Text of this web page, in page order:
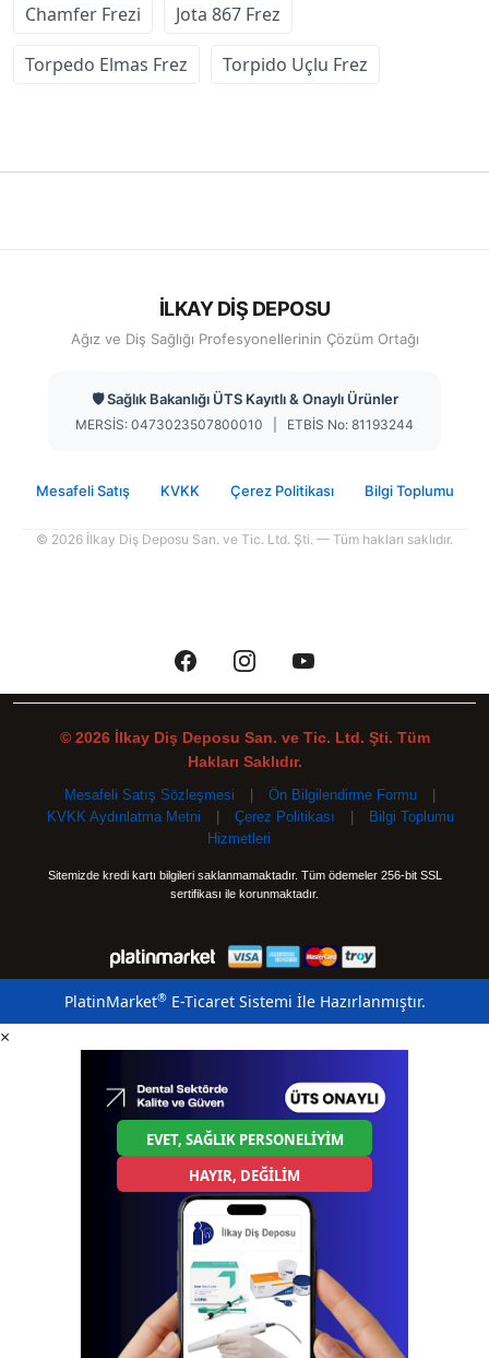
Chamfer Frezi Jota 867 Frez
Torpedo Elmas Frez Torpido Uçlu Frez
İLKAY DİŞ DEPOSU
Ağız ve Diş Sağlığı Profesyonellerinin Çözüm Ortağı
🛡️ Sağlık Bakanlığı ÜTS Kayıtlı & Onaylı Ürünler
MERSİS: 0473023507800010 | ETBİS No: 81193244
Mesafeli Satış KVKK Çerez Politikası Bilgi Toplumu
© 2026 İlkay Diş Deposu San. ve Tic. Ltd. Şti. — Tüm hakları saklıdır.
© 2026 İlkay Diş Deposu San. ve Tic. Ltd. Şti. Tüm
Hakları Saklıdır.
Mesafeli Satış Sözleşmesi Ön Bilgilendirme Formu
KVKK Aydınlatma Metni
Çerez Politikası
Bilgi Toplumu
Hizmetleri
Sitemizde kredi kartı bilgileri saklanmamaktadır. Tüm ödemeler 256-bit SSL
sertifikası ile korunmaktadır.
PlatinMarket®E-Ticaret Sistemi İle Hazırlanmıştır.
×
EVET, SAĞLIK PERSONELİYİM
HAYIR, DEĞİLİM